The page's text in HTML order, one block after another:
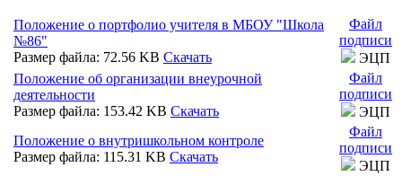
Положение о портфолио учителя в МБОУ "Школа
№86"
Размер файла: 72.56 KB Скачать
Файл
подписи
ЭЦП
Положение об организации внеурочной
деятельности
Размер файла: 153.42 KB Скачать
Файл
подписи
ЭЦП
Положение о внутришкольном контроле
Размер файла: 115.31 KB Скачать
Файл
подписи
ЭЦП